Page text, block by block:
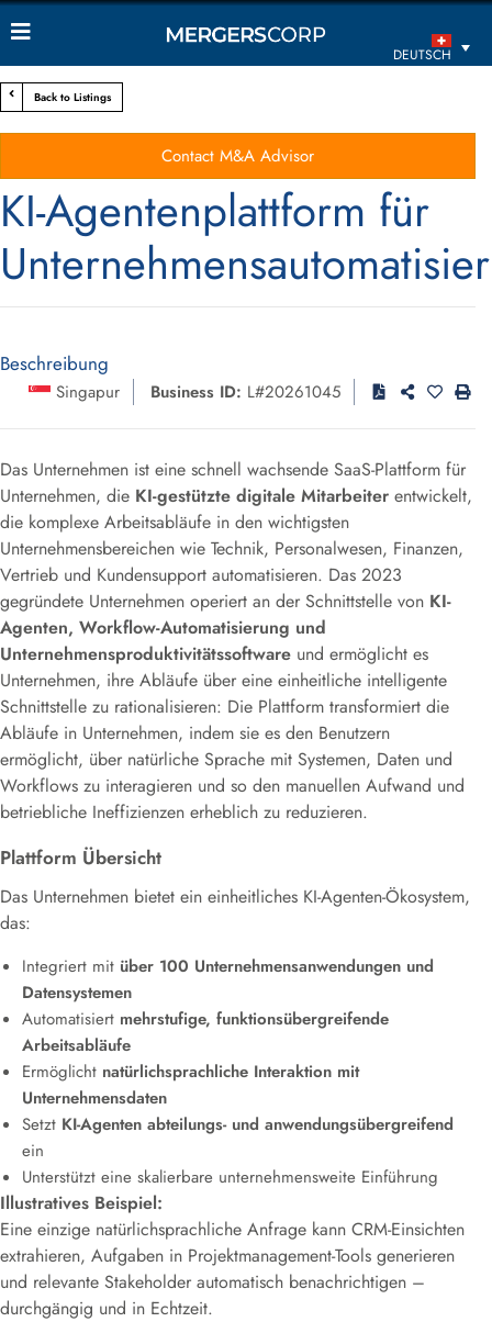
DEUTSCH
Back to Listings
Contact M&A Advisor
KI-Agentenplattform für
Beschreibung
Singapur Business ID: L#20261045
Das Unternehmen ist eine schnell wachsende SaaS-Plattform für
Unternehmen, die KI-gestützte digitale Mitarbeiter entwickelt,
die komplexe Arbeitsabläufe in den wichtigsten
Unternehmensbereichen wie Technik, Personalwesen, Finanzen,
Vertrieb und Kundensupport automatisieren. Das 2023
gegründete Unternehmen operiert an der Schnittstelle von KI-
Agenten, Workflow-Automatisierung und
Unternehmensproduktivitätssoftware und ermöglicht es
Unternehmen, ihre Abläufe über eine einheitliche intelligente
Schnittstelle zu rationalisieren: Die Plattform transformiert die
Abläufe in Unternehmen, indem sie es den Benutzern
ermöglicht, über natürliche Sprache mit Systemen, Daten und
Workflows zu interagieren und so den manuellen Aufwand und
betriebliche Ineffizienzen erheblich zu reduzieren.
Plattform Übersicht
Das Unternehmen bietet ein einheitliches KI-Agenten-Ökosystem,
das:
Integriert mit über 100 Unternehmensanwendungen und
Datensystemen
Automatisiert mehrstufige, funktionsübergreifende
Arbeitsabläufe
Ermöglicht natürlichsprachliche Interaktion mit
Unternehmensdaten
Setzt KI-Agenten abteilungs- und anwendungsübergreifend
ein
Unterstützt eine skalierbare unternehmensweite Einführung
Illustratives Beispiel:
Eine einzige natürlichsprachliche Anfrage kann CRM-Einsichten
extrahieren, Aufgaben in Projektmanagement-Tools generieren
und relevante Stakeholder automatisch benachrichtigen –
durchgängig und in Echtzeit.